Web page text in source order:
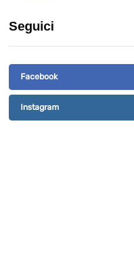
Seguici
Facebook
Instagram